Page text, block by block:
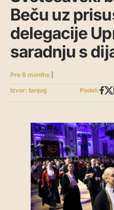
Beču uz
delegacije
saradnju s
Pre 6 months
Izvor: tanjug
Podeli: